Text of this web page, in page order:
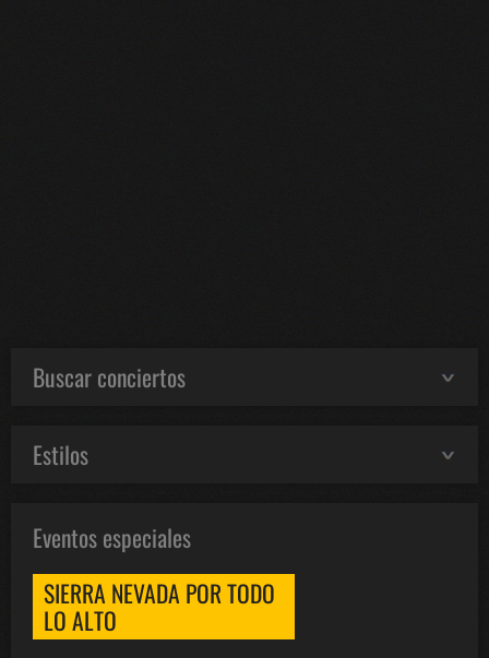
Buscar conciertos
Estilos
Eventos especiales
SIERRA NEVADA POR TODO
LO ALTO